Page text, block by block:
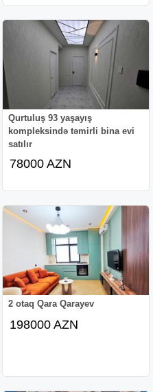
Qurtuluş 93 yaşayış
kompleksində təmirli bina evi
satılır
78000 AZN
2 otaq Qara Qarayev
198000 AZN